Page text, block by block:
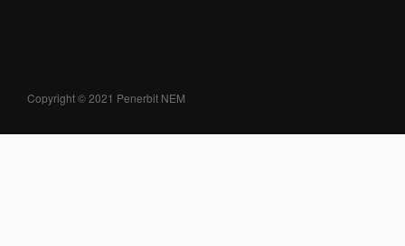
Copyright © 2021 Penerbit NEM